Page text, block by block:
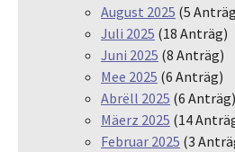
August 2025 (5
Juli 2025 (18 Anträg)
Juni 2025 (8 Anträg)
Mee 2025 (6 Anträg)
Abrëll 2025 (6 Anträg)
Mäerz 2025 (14
Februar 2025 (3